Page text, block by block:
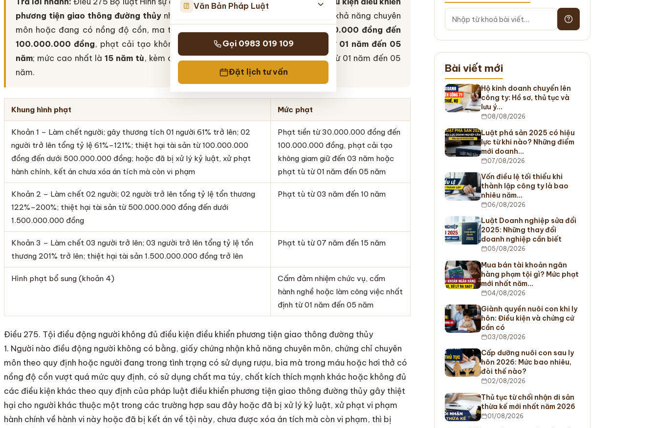
Văn Bản Pháp Luật
Gọi 0983 019 109
Đặt lịch tư vấn
phương tiện giao thông đường thủynhư người không có bằng, giấy chứng nhận khả năng chuyên
môn hoặc đang có nồng độ cồn, ma túy. Khung cơ bản là
phạt tiền từ 30.000.000 đồng đến
100.000.000 đồng, phạt cải tạo không giam giữ đến 03 năm hoặcphạt tù từ 01 năm đến 05
năm; mức cao nhất là 15 năm tù, kèm cấm đảm nhiệm chức vụ, cấm hành nghề từ 01 năm đến 05
năm.
Khung hình phạt Mức phạt
Khoản 1 – Làm chết người; gây thương tích 01 người 61% trở lên; 02
người trở lên tổng tỷ lệ 61%–121%; thiệt hại tài sản từ 100.000.000
đồng đến dưới 500.000.000 đồng; hoặc đã bị xử lý kỷ luật, xử phạt
hành chính, kết án chưa xóa án tích mà còn vi phạm
Phạt tiền từ 30.000.000 đồng đến
100.000.000 đồng, phạt cải tạo
không giam giữ đến 03 năm hoặc
phạt tù từ 01 năm đến 05 năm
Khoản 2 – Làm chết 02 người; 02 người trở lên tổng tỷ lệ tổn thương
122%–200%; thiệt hại tài sản từ 500.000.000 đồng đến dưới
1.500.000.000 đồng
Phạt tù từ 03 năm đến 10 năm
Khoản 3 – Làm chết 03 người trở lên; 03 người trở lên tổng tỷ lệ tổn
thương 201% trở lên; thiệt hại tài sản 1.500.000.000 đồng trở lên
Phạt tù từ 07 năm đến 15 năm
Hình phạt bổ sung (khoản 4)
Cấm đảm nhiệm chức vụ, cấm
hành nghề hoặc làm công việc nhất
định từ 01 năm đến 05 năm
Điều 275. Tội điều động người không đủ điều kiện điều khiển phương tiện giao thông đường thủy
1. Người nào điều động người không có bằng, giấy chứng nhận khả năng chuyên môn, chứng chỉ chuyên
môn theo quy định hoặc người đang trong tình trạng có sử dụng rượu, bia mà trong máu hoặc hơi thở có
nồng độ cồn vượt quá mức quy định, có sử dụng chất ma túy, chất kích thích mạnh khác hoặc không đủ
các điều kiện khác theo quy định của pháp luật điều khiển phương tiện giao thông đường thủy gây thiệt
hại cho người khác thuộc một trong các trường hợp sau đây hoặc đã bị xử lý kỷ luật, xử phạt vi phạm
hành chính về hành vi này hoặc đã bị kết án về tội này, chưa được xóa án tích mà còn vi phạm, thì bị
Bài viết mới
Hộ kinh doanh chuyển lên
công ty: Hồ sơ, thủ tục và
lưu ý…
08/08/2026
Luật phá sản 2025 có hiệu
lực từ khi nào? Những điểm
mới doanh…
07/08/2026
Vốn điều lệ tối thiểu khi
thành lập công ty là bao
nhiêu năm…
06/08/2026
Luật Doanh nghiệp sửa đổi
2025: Những thay đổi
doanh nghiệp cần biết
05/08/2026
Mua bán tài khoản ngân
hàng phạm tội gì? Mức phạt
mới nhất năm…
04/08/2026
Giành quyền nuôi con khi ly
hôn: Điều kiện và chứng cứ
cần có
03/08/2026
Cấp dưỡng nuôi con sau ly
hôn 2026: Mức bao nhiêu,
đòi thế nào?
02/08/2026
Thủ tục từ chối nhận di sản
thừa kế mới nhất năm 2026
01/08/2026